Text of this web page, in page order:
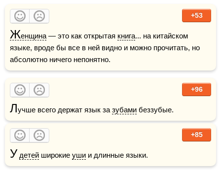
+53
Женщина — это как открытая книга... на китайском
языке, вроде бы все в ней видно и можно прочитать, но
абсолютно ничего непонятно.
+96
Лучше всего держат язык за зубами беззубые.
+85
У детей широкие уши и длинные языки.